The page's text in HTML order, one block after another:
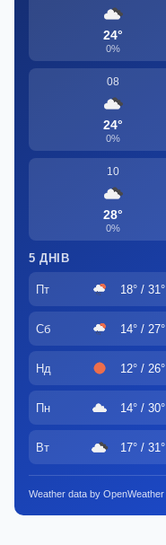
24°
0%
08
24°
0%
10
28°
0%
5 ДНІВ
Пт 18° / 31°
Сб 14° / 27°
Нд 12° / 26°
Пн 14° / 30°
Вт 17° / 31°
Weather data by OpenWeather